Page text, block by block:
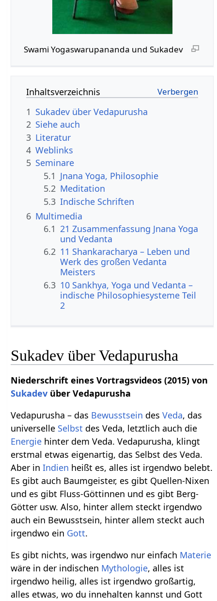
Swami Yogaswarupananda und Sukadev
Inhaltsverzeichnis
1 Sukadev über Vedapurusha
2 Siehe auch
3 Literatur
4 Weblinks
5 Seminare
5.1 Jnana Yoga, Philosophie
5.2 Meditation
5.3 Indische Schriften
6 Multimedia
6.1 21 Zusammenfassung Jnana Yoga
und Vedanta
6.2 11 Shankaracharya – Leben und
Werk des großen Vedanta
Meisters
6.3 10 Sankhya, Yoga und Vedanta –
indische Philosophiesysteme Teil
2
Sukadev über Vedapurusha
Niederschrift eines Vortragsvideos (2015) von
Sukadev über Vedapurusha
Vedapurusha – das Bewusstsein desVeda, das
universelle Selbst des Veda, letztlich auch die
Energie hinter dem Veda. Vedapurusha, klingt
erstmal etwas eigenartig, das Selbst des Veda.
Aber inIndien heißt es, alles ist irgendwo belebt.
Es gibt auch Baumgeister, es gibt Quellen-Nixen
und es gibt Fluss-Göttinnen und es gibt Berg-
Götter usw. Also, hinter allem steckt irgendwo
auch ein Bewusstsein, hinter allem steckt auch
irgendwo ein Gott.
Es gibt nichts, was irgendwo nur einfach Materie
wäre in der indischen Mythologie, alles ist
irgendwo heilig, alles ist irgendwo großartig,
alles etwas, wo du innehalten kannst und Gott